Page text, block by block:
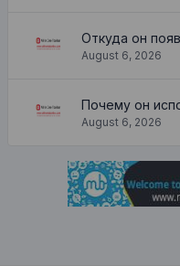
Откуда он
August 6, 2026
Почему он
August 6, 2026